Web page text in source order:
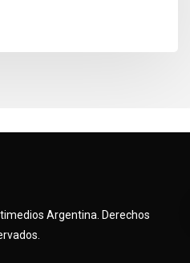
Argentina. Derechos